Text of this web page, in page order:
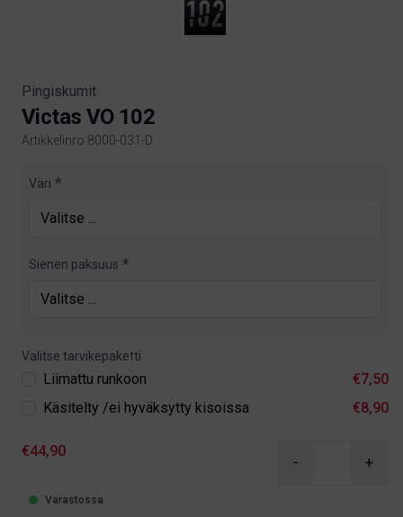
Pingiskumit
Victas VO 102
Artikkelinro:8000-031-D
Product information
Väri
Sienen paksuus
Valitse tarvikepaketti
Liimattu runkoon
€7,50
Käsitelty /ei hyväksytty kisoissa
€8,90
€44,90
- +
Varastossa